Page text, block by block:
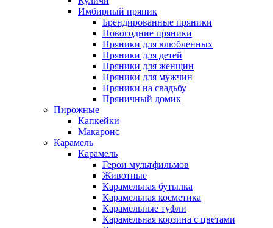
Имбирный пряник
Брендированные пряники
Новогодние пряники
Пряники для влюбленных
Пряники для детей
Пряники для женщин
Пряники для мужчин
Пряники на свадьбу
Пряничный домик
Пирожные
Капкейки
Макаронс
Карамель
Карамель
Герои мультфильмов
Животные
Карамельная бутылка
Карамельная косметика
Карамельные туфли
Карамельная корзина с цветами